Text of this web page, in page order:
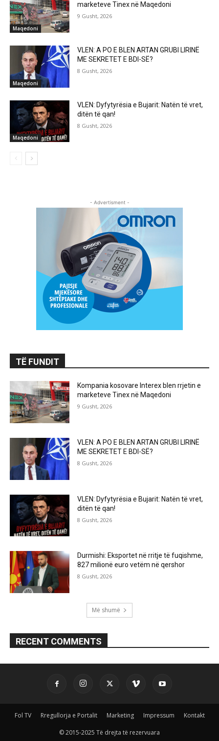
Maqedoni
marketeve Tinex në Maqedoni
9 Gusht, 2026
Maqedoni
VLEN: A PO E BLEN ARTAN GRUBI LIRINË
ME SEKRETET E BDI-SË?
8 Gusht, 2026
Maqedoni
VLEN: Dyfytyrësia e Bujarit: Natën të vret,
ditën të qan!
8 Gusht, 2026
- Advertisment -
TË FUNDIT
Kompania kosovare Interex blen rrjetin e
marketeve Tinex në Maqedoni
9 Gusht, 2026
VLEN: A PO E BLEN ARTAN GRUBI LIRINË
ME SEKRETET E BDI-SË?
8 Gusht, 2026
VLEN: Dyfytyrësia e Bujarit: Natën të vret,
ditën të qan!
8 Gusht, 2026
Durmishi: Eksportet në rritje të fuqishme,
827 milionë euro vetëm në qershor
8 Gusht, 2026
Më shumë
RECENT COMMENTS
Fol TV Rregullorja e Portalit Marketing Impressum Kontakt
© 2015-2025 Të drejta të rezervuara